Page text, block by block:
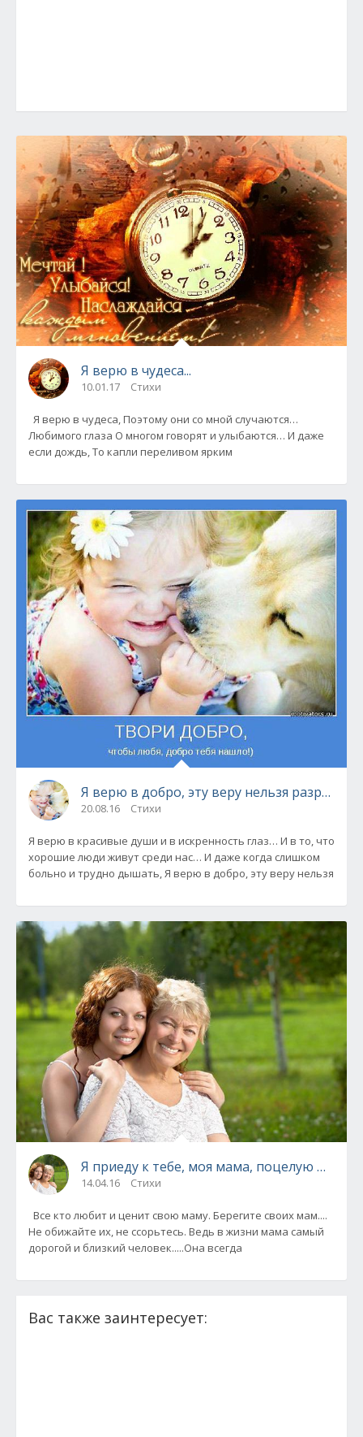
Я верю в чудеса...
10.01.17 Стихи
Я верю в чудеса, Поэтому они со мной случаются…
Любимого глаза О многом говорят и улыбаются… И даже
если дождь, То капли переливом ярким
Я верю в добро, эту веру нельзя
20.08.16 Стихи
Я верю в красивые души и в искренность глаз… И в то, что
хорошие люди живут среди нас… И даже когда слишком
больно и трудно дышать, Я верю в добро, эту веру нельзя
Я приеду к тебе, моя мама, поцелую
14.04.16 Стихи
Все кто любит и ценит свою маму. Берегите своих мам....
Не обижайте их, не ссорьтесь. Ведь в жизни мама самый
дорогой и близкий человек.....Она всегда
Вас также заинтересует: